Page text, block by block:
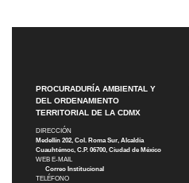
PROCURADURÍA AMBIENTAL Y
DEL ORDENAMIENTO
TERRITORIAL DE LA CDMX
DIRECCIÓN
Medellín 202, Col. Roma Sur, Alcaldía
Cuauhtémoc, C.P. 06700, Ciudad de México
WEB E-MAIL
Correo Institucional
TELÉFONO